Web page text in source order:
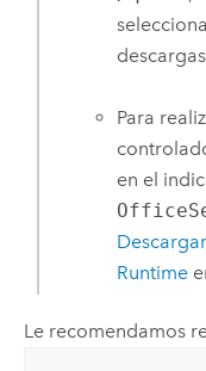
Para
en el
Runtime
Le recomendamos